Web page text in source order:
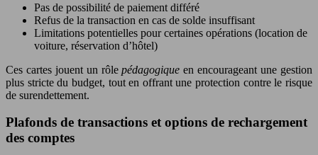
Pas de possibilité de paiement différé
Refus de la transaction en cas de solde insuffisant
Limitations potentielles pour certaines opérations (location de
voiture, réservation d’hôtel)
Ces cartes jouent un rôlepédagogiqueen encourageant une gestion
plus stricte du budget, tout en offrant une protection contre le risque
de surendettement.
Plafonds de transactions et options de rechargement
des comptes